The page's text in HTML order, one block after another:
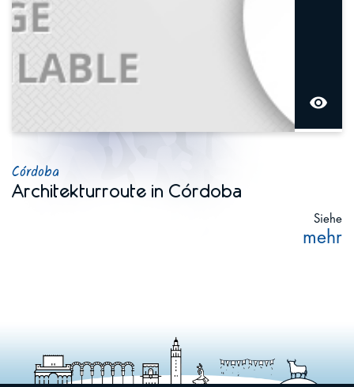
visibility
Córdoba
Architekturroute in Córdoba
Siehe
mehr